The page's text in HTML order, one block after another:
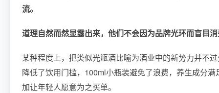
流。
道理自然而然显露出来，他们不会因为品牌光环而盲目
某种程度上，把类似光瓶酒比喻为酒业中的新势力并不
降低了饮用门槛，100ml小瓶装避免了浪费，养生成分
加让年轻人愿意为之买单。